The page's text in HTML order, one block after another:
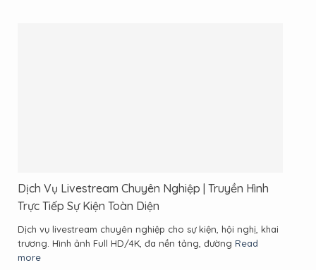
Dịch Vụ Livestream Chuyên Nghiệp | Truyền Hình
Trực Tiếp Sự Kiện Toàn Diện
Dịch vụ livestream chuyên nghiệp cho sự kiện, hội nghị, khai
trương. Hình ảnh Full HD/4K, đa nền tảng, đường Read
more